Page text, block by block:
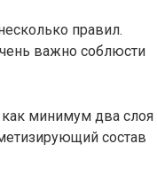
правил.
важно соблюсти
минимум два слоя
состав